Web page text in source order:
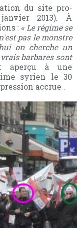
du site pro-
2013). À
: « Le régime se
pas le monstre
on cherche un
barbares sont
à une
syrien le 30
accrue .